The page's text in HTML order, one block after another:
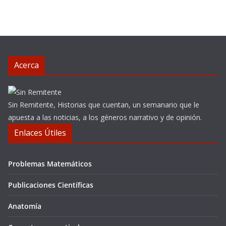
Acerca
Sin Remitente, Historias que cuentan, un semanario que le
apuesta a las noticias, a los géneros narrativo y de opinión.
Enlaces Útiles
Problemas Matemáticos
Publicaciones Científicas
Anatomía